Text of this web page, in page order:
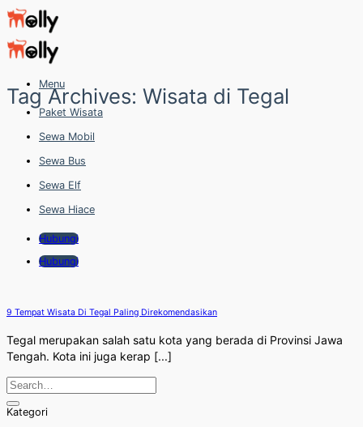
Skip
to
content
Menu
Paket Wisata
Sewa Mobil
Sewa Bus
Sewa Elf
Sewa Hiace
Hubungi
Hubungi
Tag Archives: Wisata di Tegal
9 Tempat Wisata Di Tegal Paling Direkomendasikan
Tegal merupakan salah satu kota yang berada di Provinsi Jawa
Tengah. Kota ini juga kerap [...]
Kategori